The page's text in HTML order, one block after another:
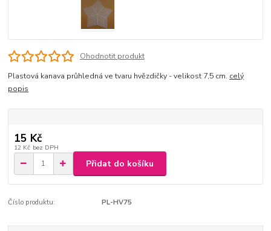
Ohodnotit produkt
Plastová kanava průhledná ve tvaru hvězdičky - velikost 7,5 cm. celý
popis
15 Kč
12 Kč bez DPH
Přidat do košíku
Číslo produktu: PL-HV75